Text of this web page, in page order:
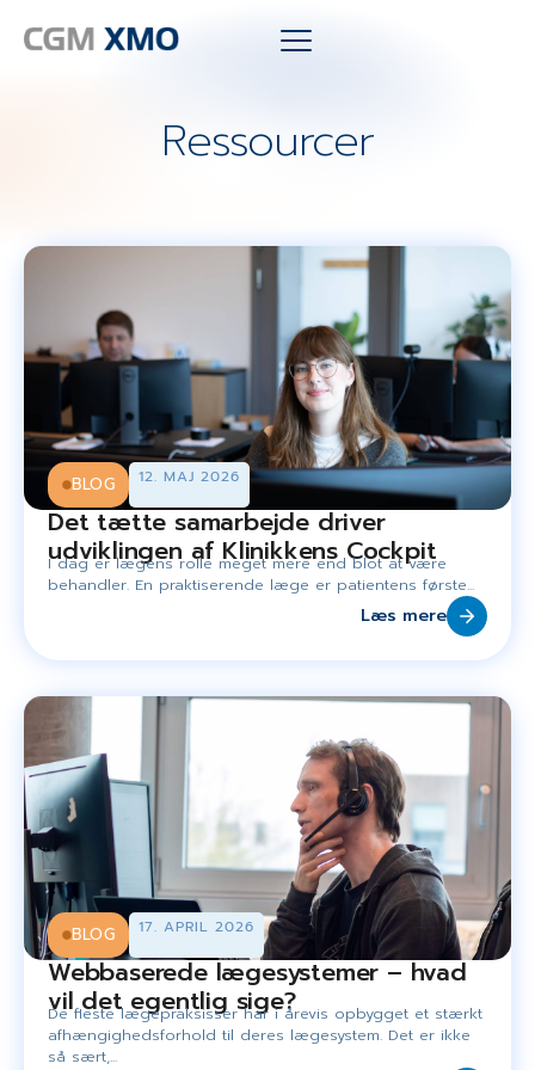
Ressourcer
BLOG 12. MAJ 2026
Det tætte samarbejde driver
udviklingen af Klinikkens Cockpit
I dag er lægens rolle meget mere end blot at være
behandler. En praktiserende læge er patientens første...
Læs mere
BLOG 17. APRIL 2026
Webbaserede lægesystemer – hvad
vil det egentlig sige?
De fleste lægepraksisser har i årevis opbygget et stærkt
afhængighedsforhold til deres lægesystem. Det er ikke
så sært,...